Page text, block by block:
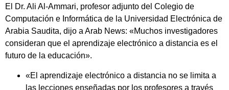
El Dr. Ali Al-Ammari, profesor adjunto del Colegio de
Computación e Informática de la Universidad Electrónica de
Arabia Saudita, dijo a Arab News: «Muchos investigadores
consideran que el aprendizaje electrónico a distancia es el
futuro de la educación».
«El aprendizaje electrónico a distancia no se limita a
las lecciones enseñadas por los profesores a través